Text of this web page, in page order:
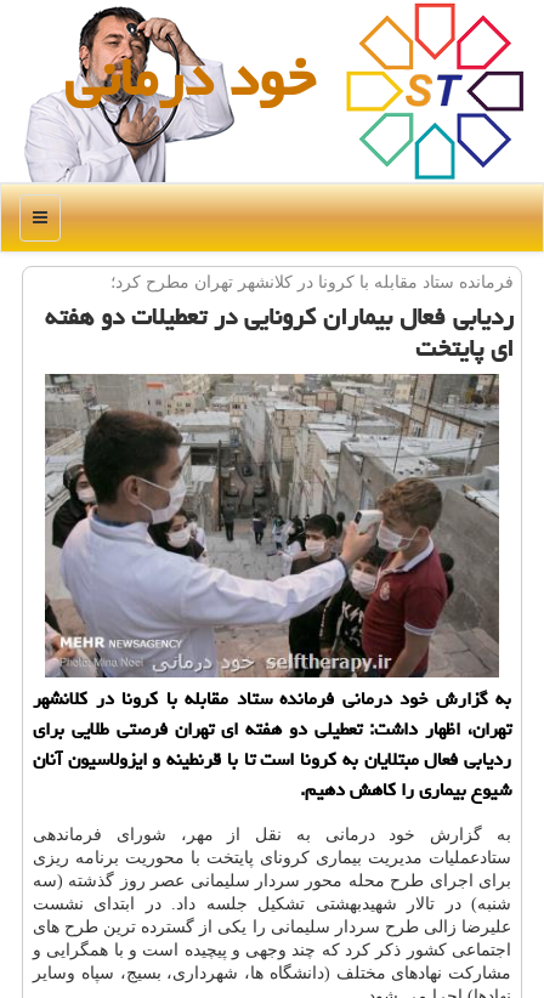
خود درمانی
منو
فرمانده ستاد مقابله با كرونا در كلانشهر تهران مطرح كرد؛
ردیابی فعال بیماران كرونایی در تعطیلات دو هفته
ای پایتخت
به گزارش خود درمانی فرمانده ستاد مقابله با كرونا در كلانشهر
تهران، اظهار داشت: تعطیلی دو هفته ای تهران فرصتی طلایی برای
ردیابی فعال مبتلایان به كرونا است تا با قرنطینه و ایزولاسیون آنان
شیوع بیماری را كاهش دهیم.
به گزارش خود درمانی به نقل از مهر، شورای فرماندهی
ستادعملیات مدیریت بیماری کرونای پایتخت با محوریت برنامه ریزی
برای اجرای طرح محله محور سردار سلیمانی عصر روز گذشته (سه
شنبه) در تالار شهیدبهشتی تشکیل جلسه داد. در ابتدای نشست
علیرضا زالی طرح سردار سلیمانی را یکی از گسترده ترین طرح های
اجتماعی کشور ذکر کرد که چند وجهی و پیچیده است و با همگرایی و
مشارکت نهادهای مختلف (دانشگاه ها، شهرداری، بسیج، سپاه وسایر